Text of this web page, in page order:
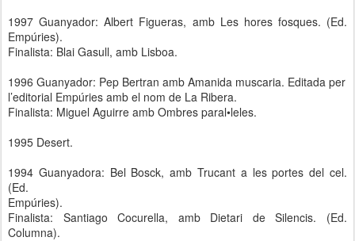
1997 Guanyador: Albert Figueras, amb Les hores fosques. (Ed.
Empúries).
Finalista: Blai Gasull, amb Lisboa.
1996 Guanyador: Pep Bertran amb Amanida muscaria. Editada per
l’editorial Empúries amb el nom de La Ribera.
Finalista: Miguel Aguirre amb Ombres paral•leles.
1995 Desert.
1994 Guanyadora: Bel Bosck, amb Trucant a les portes del cel.
(Ed.
Empúries).
Finalista: Santiago Cocurella, amb Dietari de Silencis. (Ed.
Columna).